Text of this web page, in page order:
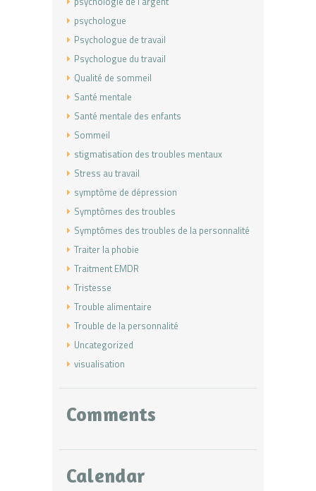
psychologue
Psychologue de travail
Psychologue du travail
Qualité de sommeil
Santé mentale
Santé mentale des enfants
Sommeil
stigmatisation des troubles mentaux
Stress au travail
symptôme de dépression
Symptômes des troubles
Symptômes des troubles de la personnalité
Traiter la phobie
Traitment EMDR
Tristesse
Trouble alimentaire
Trouble de la personnalité
Uncategorized
visualisation
Comments
Calendar